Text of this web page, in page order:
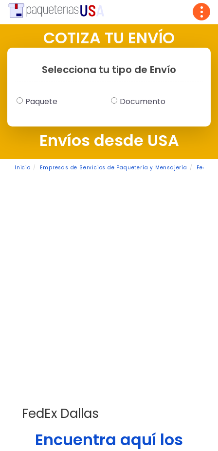
COTIZA TU ENVÍO
Selecciona tu tipo de Envío
Paquete Documento
Envíos desde USA
Inicio Empresas de Servicios de Paquetería y Mensajería FedEx
FedEx Dallas
Encuentra aquí los